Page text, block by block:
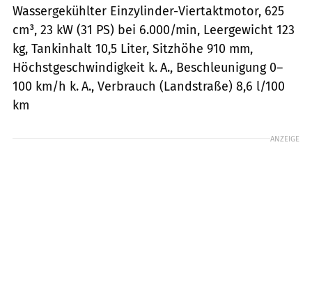
Wassergekühlter Einzylinder-Viertaktmotor, 625
cm³, 23 kW (31 PS) bei 6.000/min, Leergewicht 123
kg, Tankinhalt 10,5 Liter, Sitzhöhe 910 mm,
Höchstgeschwindigkeit k. A., Beschleunigung 0–
100 km/h k. A., Verbrauch (Landstraße) 8,6 l/100
km
ANZEIGE